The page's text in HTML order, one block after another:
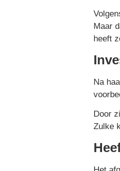
Maar
heeft
Na
Door
Zulke